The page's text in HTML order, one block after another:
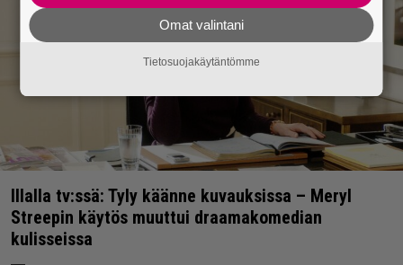
Illalla tv:ssä: Tyly käänne kuvauksissa – Meryl
Streepin käytös muuttui draamakomedian
kulisseissa
Omat valintani
Tietosuojakäytäntömme